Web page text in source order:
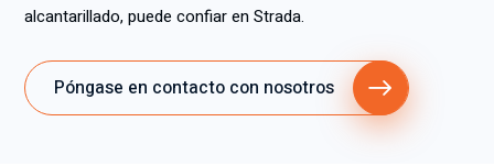
alcantarillado, puede confiar en Strada.
Póngase en contacto con nosotros